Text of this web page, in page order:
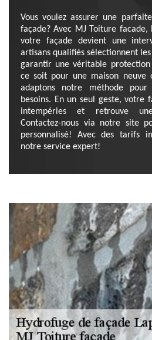
Vous voulez assurer une
façade? Avec MJ Toiture facade,
votre façade devient une
artisans qualifiés sélectionnent
garantir une véritable
ce soit pour une maison neuve
adaptons notre méthode
besoins. En un seul geste, votre
intempéries et retrouve
Contactez-nous via notre site
personnalisé! Avec des tarifs
notre service expert!